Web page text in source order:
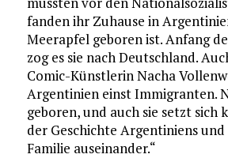
fanden ihr Zuhause in
Meerapfel geboren ist. Anfang
zog es sie nach Deutschland.
Comic-Künstlerin Nacha
Argentinien einst Immigranten.
geboren, und auch sie setzt sich
der Geschichte Argentiniens
Familie auseinander.“